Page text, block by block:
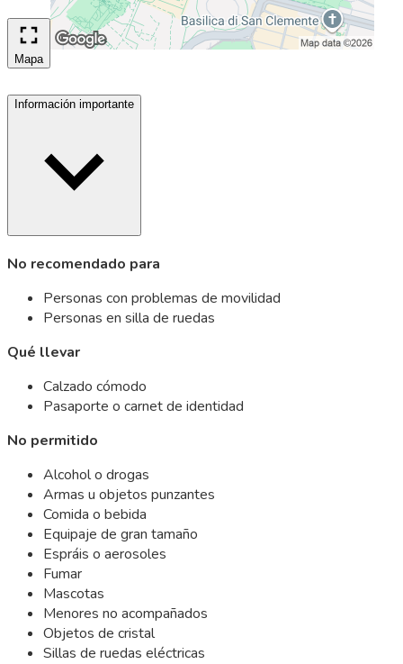
Mapa
Información importante
No recomendado para
Personas con problemas de movilidad
Personas en silla de ruedas
Qué llevar
Calzado cómodo
Pasaporte o carnet de identidad
No permitido
Alcohol o drogas
Armas u objetos punzantes
Comida o bebida
Equipaje de gran tamaño
Espráis o aerosoles
Fumar
Mascotas
Menores no acompañados
Objetos de cristal
Sillas de ruedas eléctricas